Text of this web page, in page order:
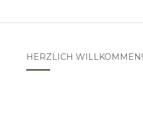
HERZLICH WILLKOMMEN!